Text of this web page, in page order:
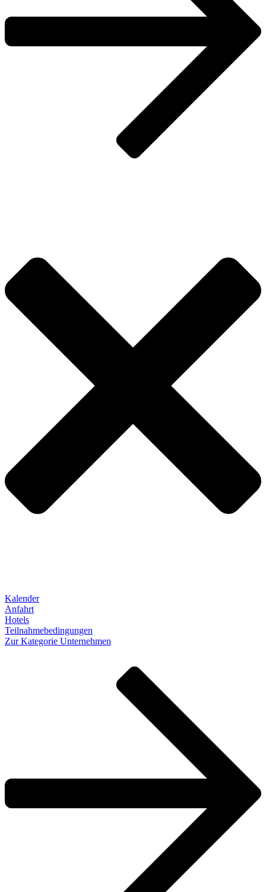
Kalender
Anfahrt
Hotels
Teilnahmebedingungen
Zur Kategorie Unternehmen